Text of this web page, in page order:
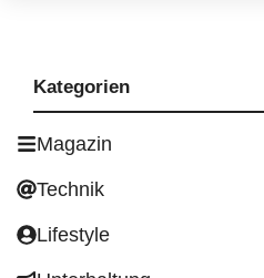
Kategorien
Magazin
Technik
Lifestyle